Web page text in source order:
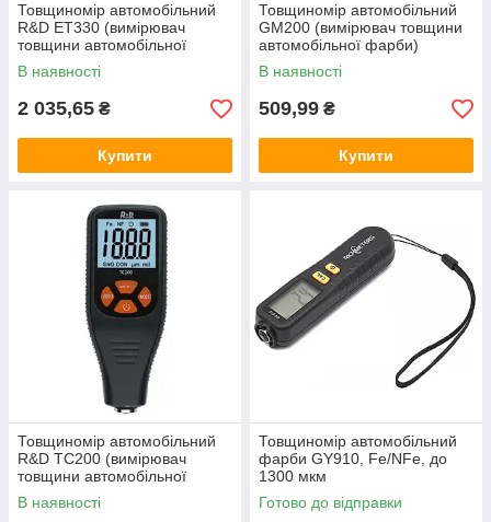
Товщиномір автомобільний
R&D ET330 (вимірювач
товщини автомобільної
фарби)
В наявності
2 035,65 ₴
Купити
Товщиномір автомобільний
GM200 (вимірювач товщини
автомобільної фарби)
В наявності
509,99 ₴
Купити
Товщиномір автомобільний
R&D TC200 (вимірювач
товщини автомобільної
фарби)
В наявності
Товщиномір автомобільний
фарби GY910, Fe/NFe, до
1300 мкм
Готово до відправки